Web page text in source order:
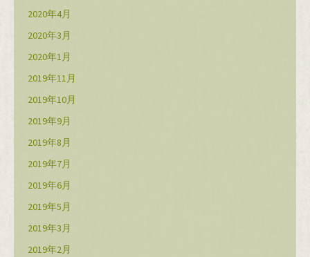
2020年4月
2020年3月
2020年1月
2019年11月
2019年10月
2019年9月
2019年8月
2019年7月
2019年6月
2019年5月
2019年3月
2019年2月